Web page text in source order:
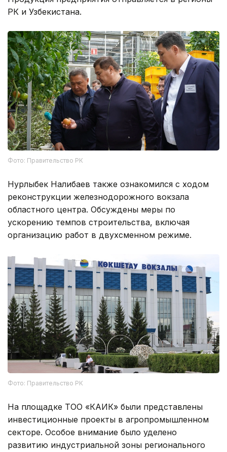
РК и Узбекистана.
Фото: Правительство РК
Нурлыбек Налибаев также ознакомился с ходом
реконструкции железнодорожного вокзала
областного центра. Обсуждены меры по
ускорению темпов строительства, включая
организацию работ в двухсменном режиме.
Фото: Правительство РК
На площадке ТОО «КАИК» были представлены
инвестиционные проекты в агропромышленном
секторе. Особое внимание было уделено
развитию индустриальной зоны регионального